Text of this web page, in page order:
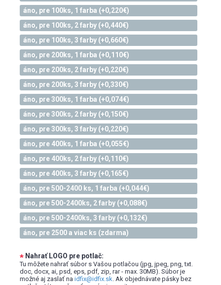
áno, pre 100ks, 1 farba (+0,220€)
áno, pre 100ks, 2 farby (+0,440€)
áno, pre 100ks, 3 farby (+0,660€)
áno, pre 200ks, 1 farba (+0,110€)
áno, pre 200ks, 2 farby (+0,220€)
áno, pre 200ks, 3 farby (+0,330€)
áno, pre 300ks, 1 farba (+0,074€)
áno, pre 300ks, 2 farby (+0,150€)
áno, pre 300ks, 3 farby (+0,220€)
áno, pre 400ks, 1 farba (+0,055€)
áno, pre 400ks, 2 farby (+0,110€)
áno, pre 400ks, 3 farby (+0,165€)
áno, pre 500-2400 ks, 1 farba (+0,044€)
áno, pre 500-2400ks, 2 farby (+0,088€)
áno, pre 500-2400ks, 3 farby (+0,132€)
áno, pre 2500 a viac ks (zdarma)
* Nahrať LOGO pre potlač:
Tu môžete nahrať súbor s Vašou potlačou (jpg, jpeg, png, txt.
doc, docx, ai, psd, eps, pdf, zip, rar - max. 30MB). Súbor je
možné aj zaslať na idfix@idfix.sk. Ak objednávate pásky bez